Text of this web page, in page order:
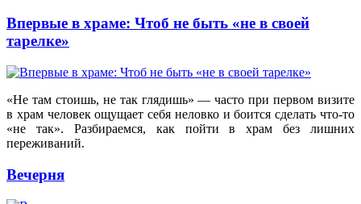
Впервые в храме: Чтоб не быть «не в своей
тарелке»
«Не там стоишь, не так глядишь» — часто при первом визите
в храм человек ощущает себя неловко и боится сделать что-то
«не так». Разбираемся, как пойти в храм без лишних
переживаний.
Вечерня